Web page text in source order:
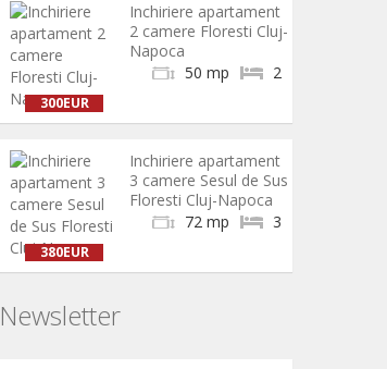
300EUR
Inchiriere apartament
2 camere Floresti Cluj-
Napoca
2
50 mp
380EUR
Inchiriere apartament
3 camere Sesul de Sus
Floresti Cluj-Napoca
3
72 mp
Newsletter